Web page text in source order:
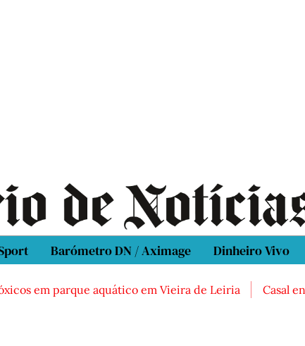
Barómetro DN / Aximage Dinheiro Vivo
em parque aquático em Vieira de Leiria Casal